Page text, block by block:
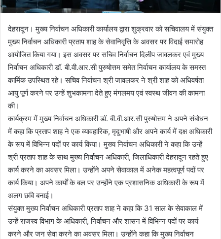
देहरादून। मुख्य निर्वाचन अधिकारी कार्यालय द्वारा शुक्रवार को सचिवालय में संयुक्त
मुख्य निर्वाचन अधिकारी प्रताप शाह के सेवानिवृत्ति के अवसर पर विदाई समारोह
आयोजित किया गया। इस अवसर पर सचिव निर्वाचन दिलीप जावलकर एवं मुख्य
निर्वाचन अधिकारी डॉ. बी.वी.आर.सी पुरुषोत्तम समेत निर्वाचन कार्यालय के समस्त
कार्मिक उपस्थित रहे। सचिव निर्वाचन श्री जावलकर ने श्री शाह को अधिवर्षता
आयु पूर्ण करने पर उन्हें शुभकामना देते हुए मंगलमय एवं स्वस्थ जीवन की कामना
की।
कार्यक्रम में मुख्य निर्वाचन अधिकारी डॉ. बी.वी.आर.सी पुरुषोत्तम ने अपने संबोधन
में कहा कि प्रताप शाह ने एक व्यावहारिक, मृदुभाषी और अपने कार्य में दक्ष अधिकारी
के रूप में विभिन्न पदों पर कार्य किया। मुख्य निर्वाचन अधिकारी ने कहा कि उन्हें
श्री प्रताप शाह के साथ मुख्य निर्वाचन अधिकारी, जिलाधिकारी देहरादून रहते हुए
कार्य करने का अवसर मिला। उन्होंने अपने सेवाकाल में अनेक महत्वपूर्ण पदों पर
कार्य किया। अपने कार्यों के बल पर उन्होंने एक प्रशासनिक अधिकारी के रूप में
अलग छवि बनाई।
संयुक्त मुख्य निर्वाचन अधिकारी प्रताप शाह ने कहा कि 31 साल के सेवाकाल में
उन्हें राजस्व विभाग के अधिकारी, निर्वाचन और शासन में विभिन्न पदों पर कार्य
करने और जन सेवा करने का अवसर मिला। उन्होंने कहा कि मुख्य निर्वाचन